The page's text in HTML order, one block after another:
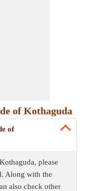
of Kothaguda
of
please
Along with the
also check other